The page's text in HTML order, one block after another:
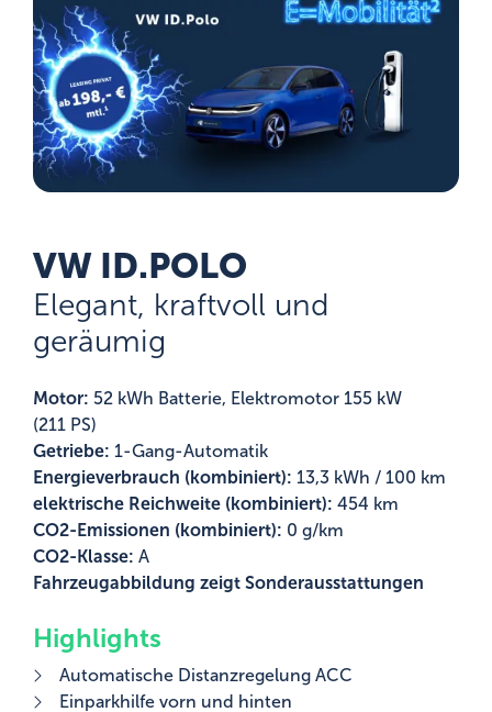
VW ID.POLO
Elegant, kraftvoll und
geräumig
Motor: 52 kWh Batterie, Elektromotor 155 kW
(211 PS)
Getriebe: 1-Gang-Automatik
Energieverbrauch (kombiniert): 13,3 kWh / 100 km
elektrische Reichweite (kombiniert): 454 km
CO2-Emissionen (kombiniert): 0 g/km
CO2-Klasse: A
Fahrzeugabbildung zeigt Sonderausstattungen
Highlights
Automatische Distanzregelung ACC
Einparkhilfe vorn und hinten